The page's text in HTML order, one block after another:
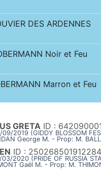
DES ARDENNES
Noir et Feu
Marron et Feu
GRETA ID :
2019 (GIDDY BLOSSOM
George M. - Prop: M.
ID :
2020 (PRIDE OF RUSSIA
Gaël M. - Prop: M.